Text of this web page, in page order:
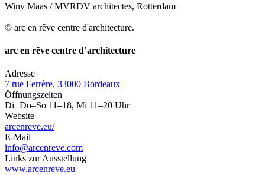
Winy Maas / MVRDV architectes, Rotterdam
© arc en rêve centre d'architecture.
arc en rêve centre d’architecture
Adresse
7 rue Ferrère, 33000 Bordeaux
Öffnungszeiten
Di+Do–So 11–18, Mi 11–20 Uhr
Website
arcenreve.eu/
E-Mail
info@arcenreve.com
Links zur Ausstellung
www.arcenreve.eu